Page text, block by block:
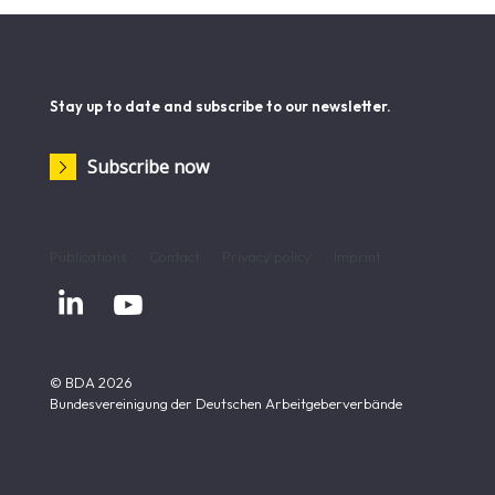
Stay up to date and subscribe to our newsletter.
Subscribe now
 
© BDA 2026
Bundesvereinigung der Deutschen Arbeitgeberverbände